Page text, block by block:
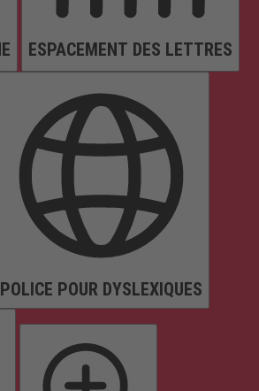
ESPACEMENT DES LETTRES
POLICE POUR DYSLEXIQUES